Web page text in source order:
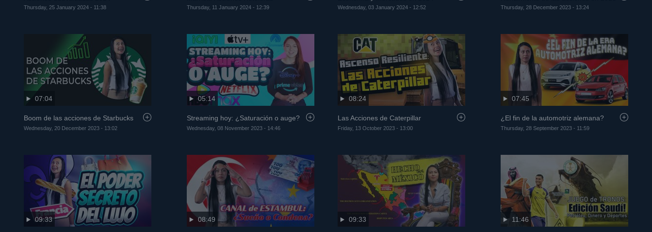
Thursday, 25 January 2024 - 11:38 Thursday, 11 January 2024 - 12:39 Wednesday, 03 January 2024 - 12:52 Thursday, 28 December 2023 - 13:24
07:04
Boom de las acciones de Starbucks
Wednesday, 20 December 2023 - 13:02
05:14
Streaming hoy: ¿Saturación o auge?
Wednesday, 08 November 2023 - 14:46
08:24
Las Acciones de Caterpillar
Friday, 13 October 2023 - 13:00
07:45
¿El fin de la automotriz alemana?
Thursday, 28 September 2023 - 11:59
09:33 08:49 09:33 11:46